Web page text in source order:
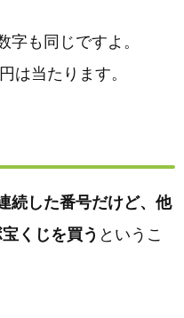
字も同じですよ。
は当たります。
続した番号だけど、他
くじを買う というこ